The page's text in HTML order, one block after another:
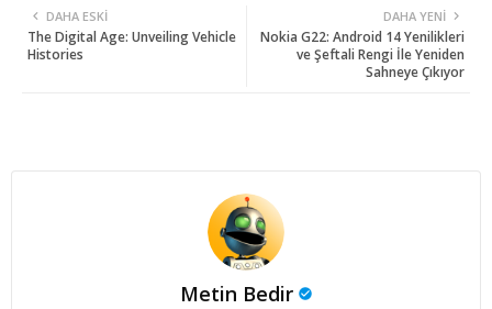
DAHA YENI
Nokia G22: Android 14 Yenilikleri
ve Şeftali Rengi İle Yeniden
Sahneye Çıkıyor
DAHA ESKI
The Digital Age: Unveiling Vehicle
Histories
Metin Bedir